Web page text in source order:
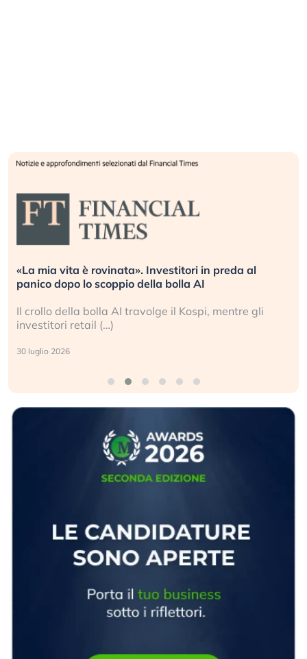
«La mia vita è rovinata». Investitori in preda al
panico dopo lo scoppio della bolla AI
Il crollo della bolla AI travolge il Kospi, mentre gli
investitori retail (…)
30 luglio 2026